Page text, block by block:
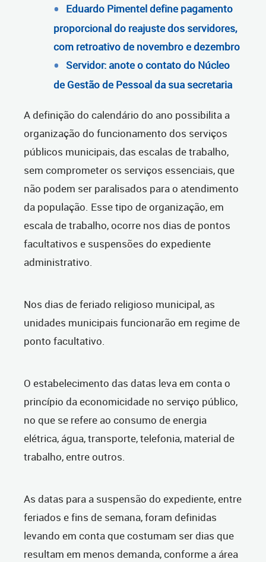
Eduardo Pimentel define pagamento
proporcional do reajuste dos servidores,
com retroativo de novembro e dezembro
Servidor: anote o contato do Núcleo
de Gestão de Pessoal da sua secretaria
A definição do calendário do ano possibilita a
organização do funcionamento dos serviços
públicos municipais, das escalas de trabalho,
sem comprometer os serviços essenciais, que
não podem ser paralisados para o atendimento
da população. Esse tipo de organização, em
escala de trabalho, ocorre nos dias de pontos
facultativos e suspensões do expediente
administrativo.
Nos dias de feriado religioso municipal, as
unidades municipais funcionarão em regime de
ponto facultativo.
O estabelecimento das datas leva em conta o
princípio da economicidade no serviço público,
no que se refere ao consumo de energia
elétrica, água, transporte, telefonia, material de
trabalho, entre outros.
As datas para a suspensão do expediente, entre
feriados e fins de semana, foram definidas
levando em conta que costumam ser dias que
resultam em menos demanda, conforme a área